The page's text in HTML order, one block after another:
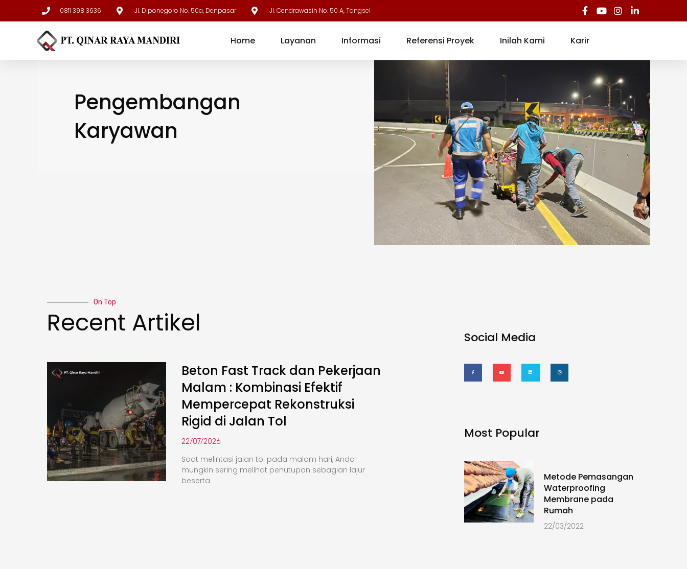
0811 398 3636 Jl. Diponegoro No. 50a, Denpasar Jl. Cendrawasih No. 50 A, Tangsel
Home Layanan Informasi Referensi Proyek Inilah Kami Karir
Pengembangan
Karyawan
On Top
Recent Artikel
Beton Fast Track dan Pekerjaan
Malam : Kombinasi Efektif
Mempercepat Rekonstruksi
Rigid di Jalan Tol
22/07/2026
Saat melintasi jalan tol pada malam hari, Anda
mungkin sering melihat penutupan sebagian lajur
beserta
Social Media
Most Popular
Metode Pemasangan
Waterproofing
Membrane pada
Rumah
22/03/2022